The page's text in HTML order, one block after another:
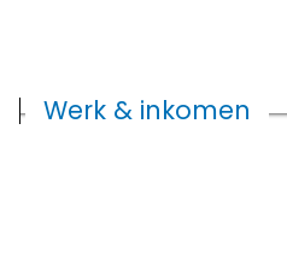
Werk & inkomen